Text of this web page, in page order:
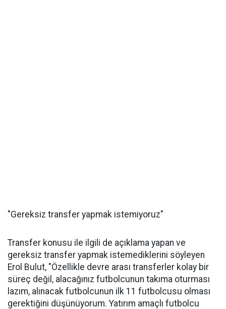
"Gereksiz transfer yapmak istemiyoruz"
Transfer konusu ile ilgili de açıklama yapan ve
gereksiz transfer yapmak istemediklerini söyleyen
Erol Bulut, "Özellikle devre arası transferler kolay bir
süreç değil, alacağınız futbolcunun takıma oturması
lazım, alınacak futbolcunun ilk 11 futbolcusu olması
gerektiğini düşünüyorum. Yatırım amaçlı futbolcu